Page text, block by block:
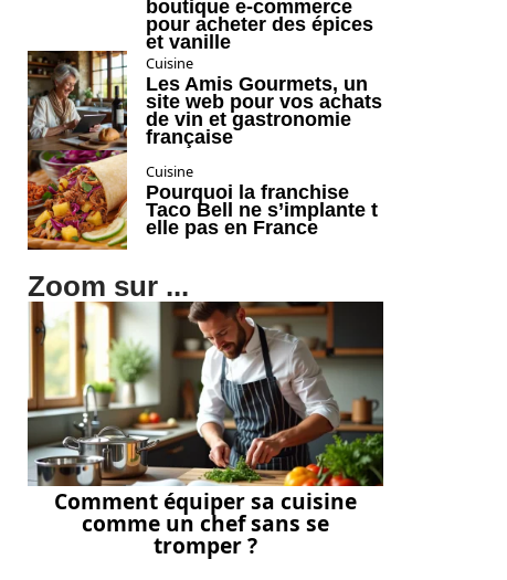
boutique e-commerce
pour acheter des épices
et vanille
Cuisine
Les Amis Gourmets, un
site web pour vos achats
de vin et gastronomie
française
Cuisine
Pourquoi la franchise
Taco Bell ne s’implante t
elle pas en France
Zoom sur ...
Comment équiper sa cuisine
comme un chef sans se
tromper ?